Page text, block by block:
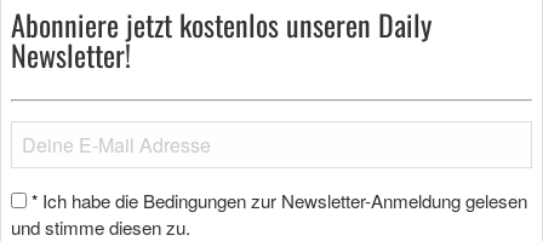
Abonniere jetzt kostenlos unseren Daily
Newsletter!
* Ich habe die Bedingungen zur Newsletter-Anmeldung gelesen
und stimme diesen zu.